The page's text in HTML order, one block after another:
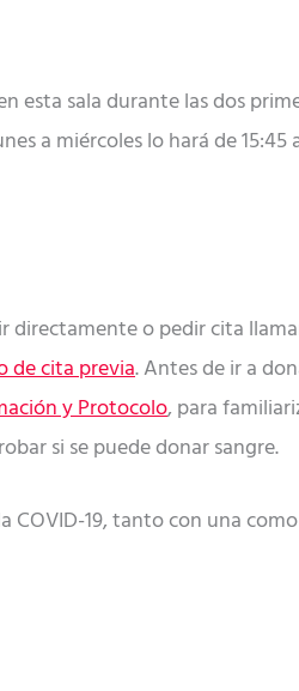
sala durante las dos
a miércoles lo hará de 15:45
o pedir cita
de cita previa. Antes de ir a
y Protocolo, para
si se puede donar sangre.
19, tanto con una